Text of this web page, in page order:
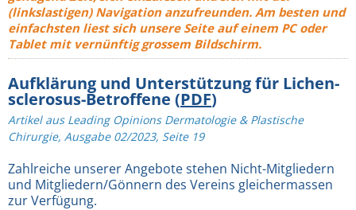
(linkslastigen) Navigation anzufreunden. Am besten und
einfachsten liest sich unsere Seite auf einem PC oder
Tablet mit vernünftig grossem Bildschirm.
Aufklärung und Unterstützung für Lichen-
sclerosus-Betroffene (PDF)
Artikel aus Leading Opinions Dermatologie & Plastische
Chirurgie, Ausgabe 02/2023, Seite 19
Zahlreiche unserer Angebote stehen Nicht-Mitgliedern
und Mitgliedern/Gönnern des Vereins gleichermassen
zur Verfügung.